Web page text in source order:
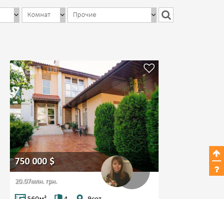
750 000$
20.07млн. грн.